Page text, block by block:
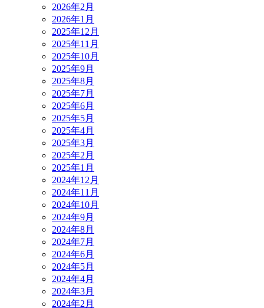
2026年2月
2026年1月
2025年12月
2025年11月
2025年10月
2025年9月
2025年8月
2025年7月
2025年6月
2025年5月
2025年4月
2025年3月
2025年2月
2025年1月
2024年12月
2024年11月
2024年10月
2024年9月
2024年8月
2024年7月
2024年6月
2024年5月
2024年4月
2024年3月
2024年2月